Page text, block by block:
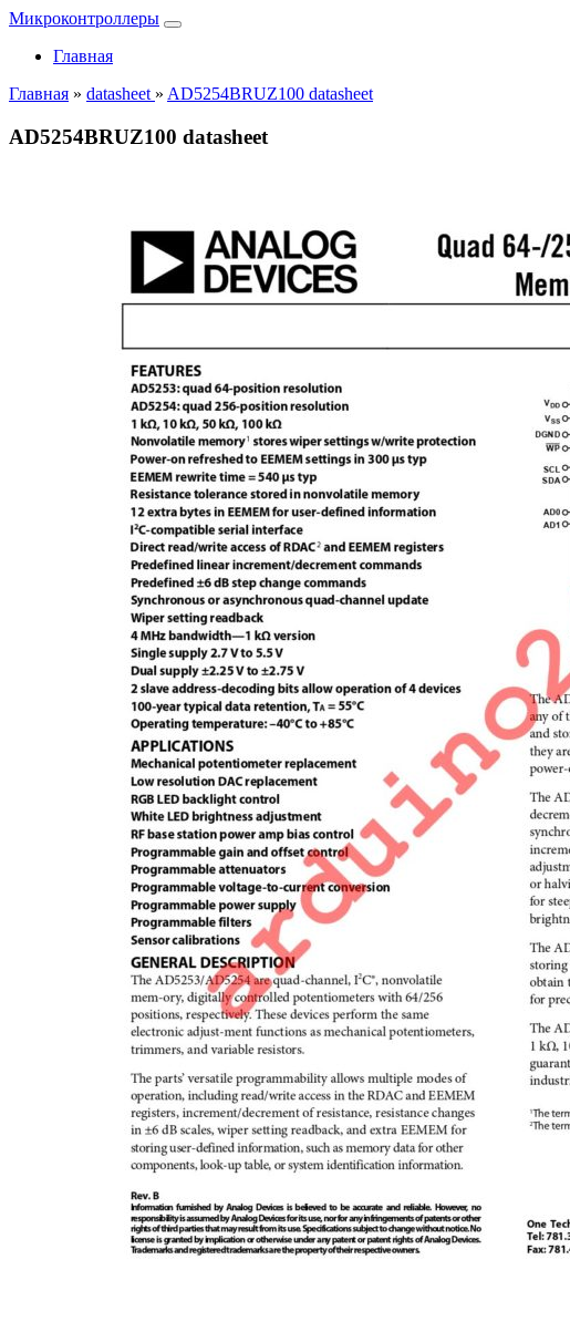
Микроконтроллеры
Главная
Главная » datasheet » AD5254BRUZ100 datasheet
AD5254BRUZ100 datasheet